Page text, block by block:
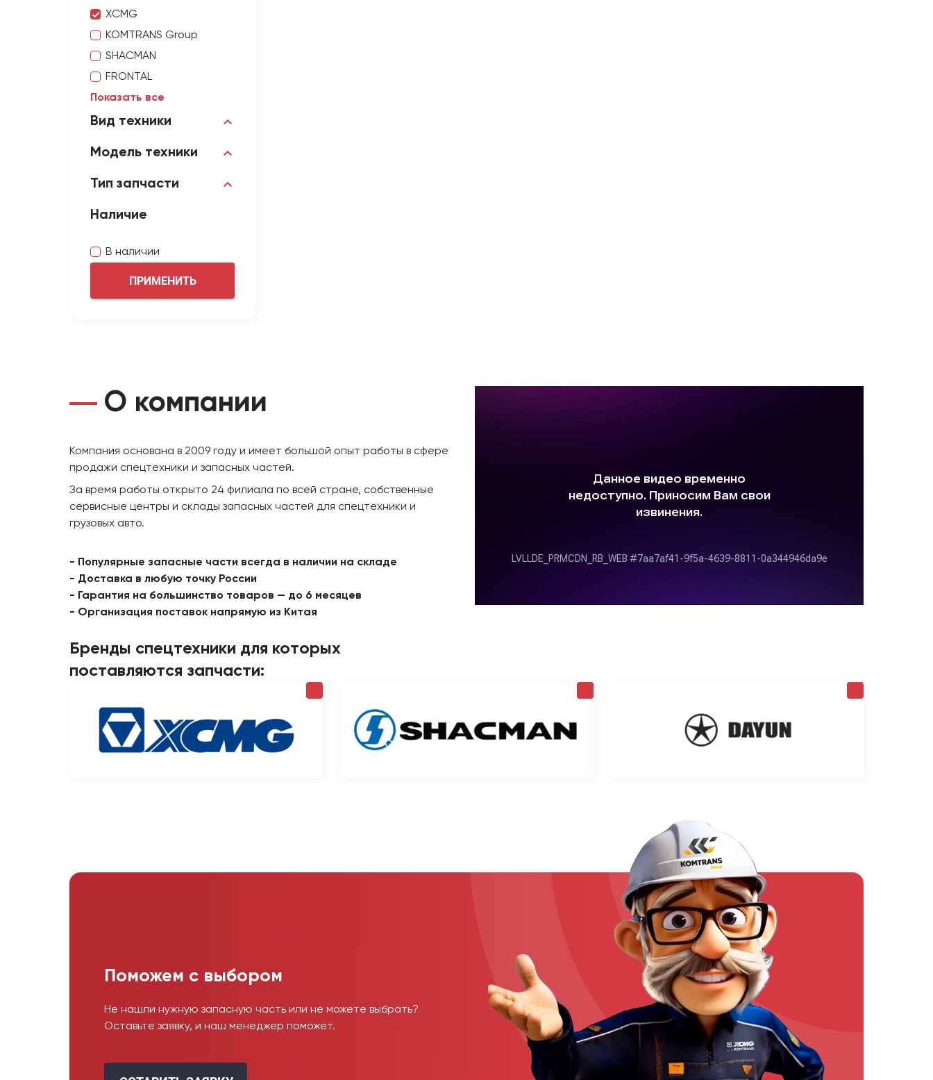
XCMG
KOMTRANS Group
SHACMAN
FRONTAL
Показать все
Вид техники
Модель техники
Тип запчасти
Наличие
В наличии
ПРИМЕНИТЬ
О компании
Компания основана в 2009 году и имеет большой опыт работы в сфере
продажи спецтехники и запасных частей.
За время работы открыто 24 филиала по всей стране, собственные
сервисные центры и склады запасных частей для спецтехники и
грузовых авто.
- Популярные запасные части всегда в наличии на складе
- Доставка в любую точку России
- Гарантия на большинство товаров — до 6 месяцев
- Организация поставок напрямую из Китая
Бренды спецтехники для которых
поставляются запчасти:
Поможем с выбором
Не нашли нужную запасную часть или не можете выбрать?
Оставьте заявку, и наш менеджер поможет.